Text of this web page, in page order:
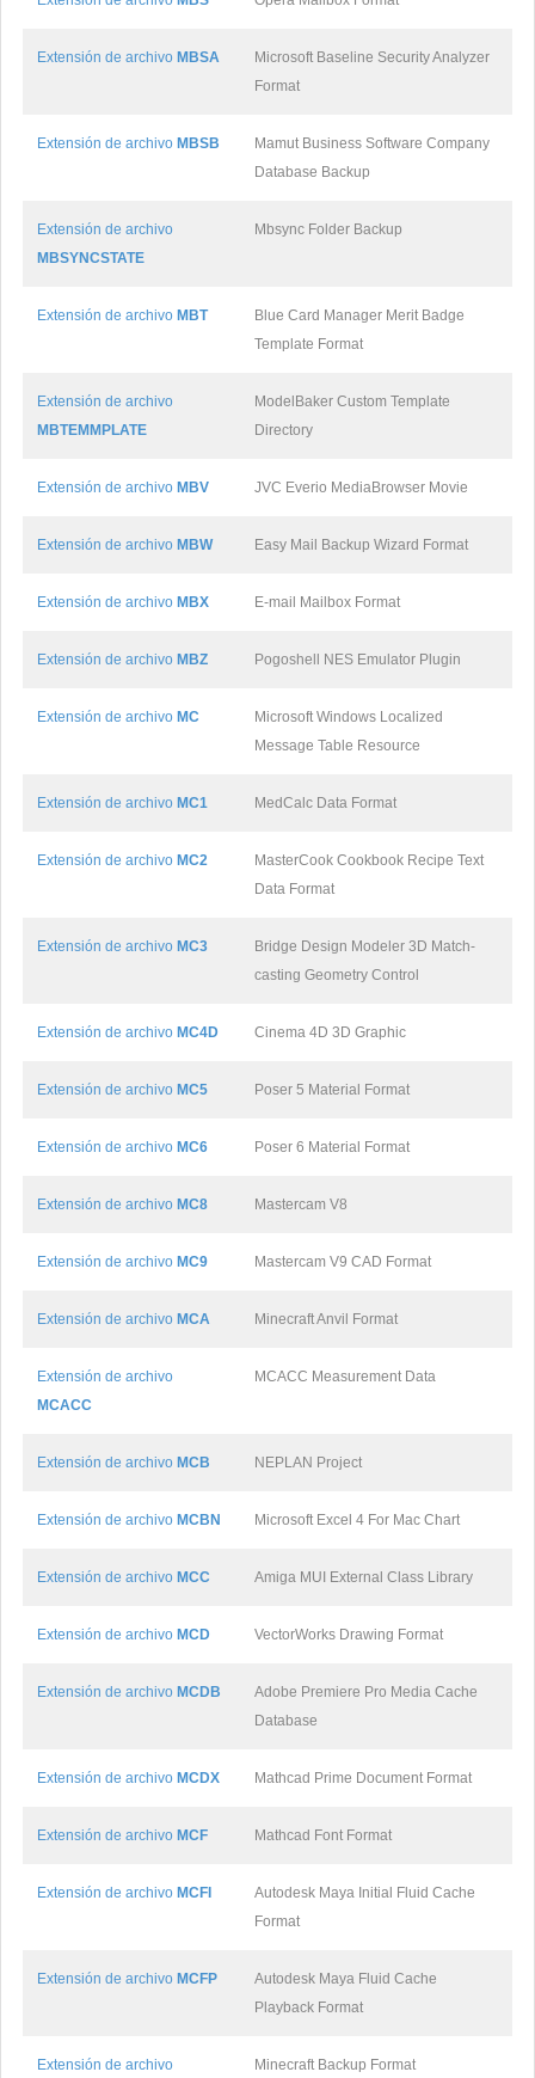
Extensión de archivo MBSA
Microsoft Baseline Security Analyzer
Format
Extensión de archivo MBSB
Mamut Business Software Company
Database Backup
Extensión de archivo
MBSYNCSTATE
Mbsync Folder Backup
Extensión de archivo MBT
Blue Card Manager Merit Badge
Template Format
Extensión de archivo
MBTEMMPLATE
ModelBaker Custom Template
Directory
Extensión de archivo MBV JVC Everio MediaBrowser Movie
Extensión de archivo MBW Easy Mail Backup Wizard Format
Extensión de archivo MBX E-mail Mailbox Format
Extensión de archivo MBZ Pogoshell NES Emulator Plugin
Extensión de archivo MC
Microsoft Windows Localized
Message Table Resource
Extensión de archivo MC1 MedCalc Data Format
Extensión de archivo MC2
MasterCook Cookbook Recipe Text
Data Format
Extensión de archivo MC3
Bridge Design Modeler 3D Match-
casting Geometry Control
Extensión de archivo MC4D Cinema 4D 3D Graphic
Extensión de archivo MC5 Poser 5 Material Format
Extensión de archivo MC6 Poser 6 Material Format
Extensión de archivo MC8 Mastercam V8
Extensión de archivo MC9 Mastercam V9 CAD Format
Extensión de archivo MCA Minecraft Anvil Format
Extensión de archivo
MCACC
MCACC Measurement Data
Extensión de archivo MCB NEPLAN Project
Extensión de archivo MCBN Microsoft Excel 4 For Mac Chart
Extensión de archivo MCC Amiga MUI External Class Library
Extensión de archivo MCD VectorWorks Drawing Format
Extensión de archivo MCDB
Adobe Premiere Pro Media Cache
Database
Extensión de archivo MCDX Mathcad Prime Document Format
Extensión de archivo MCF Mathcad Font Format
Extensión de archivo MCFI
Autodesk Maya Initial Fluid Cache
Format
Extensión de archivo MCFP
Autodesk Maya Fluid Cache
Playback Format
Extensión de archivo
Minecraft Backup Format